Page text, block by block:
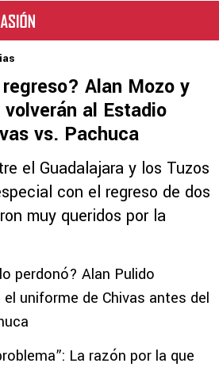
Alan Mozo y
volverán al Estadio
vs. Pachuca
el Guadalajara y los Tuzos
con el regreso de dos
muy queridos por la
perdonó? Alan Pulido
uniforme de Chivas antes del
La razón por la que